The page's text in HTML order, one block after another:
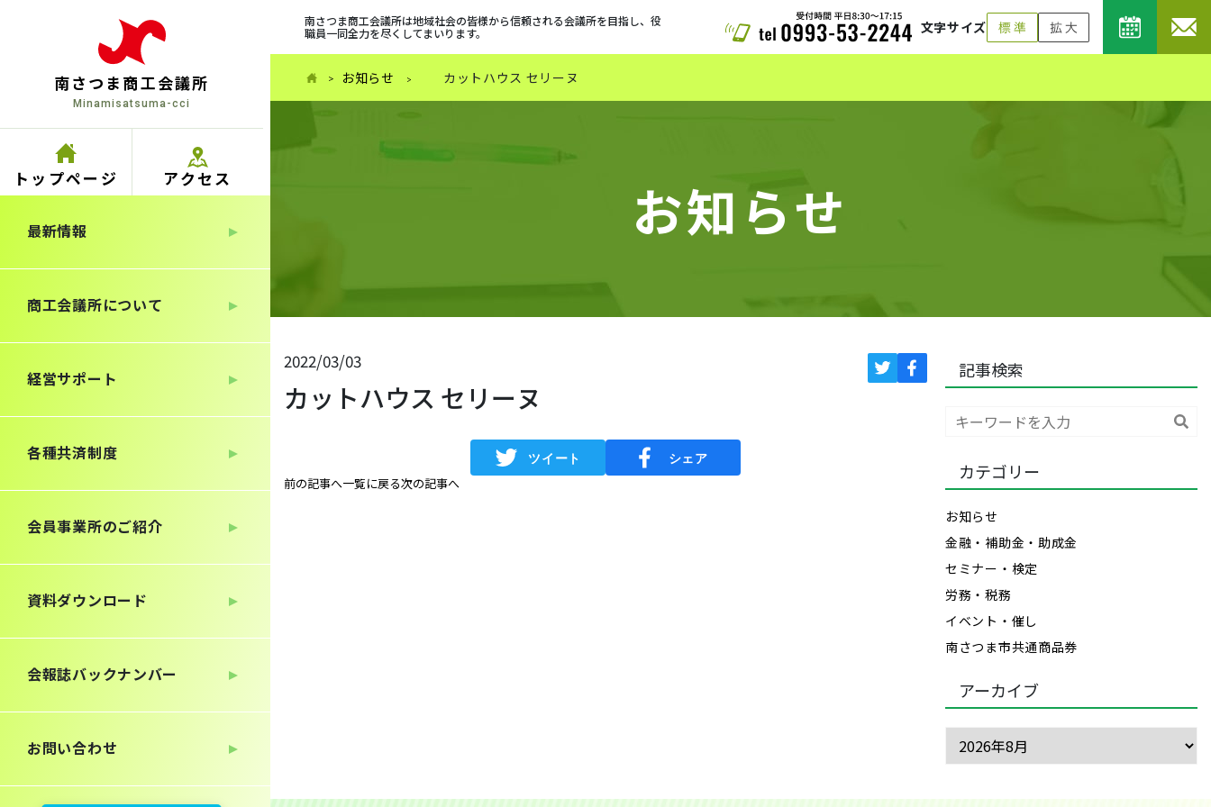
南さつま商工会議所
Minamisatsuma-cci
トップページ アクセス
最新情報
商工会議所について
経営サポート
各種共済制度
会員事業所のご紹介
資料ダウンロード
会報誌バックナンバー
お問い合わせ
南さつま商工会議所は地域社会の皆様から信頼される会議所を目指し、役
職員一同全力を尽くしてまいります。
文字サイズ
お知らせ カットハウス セリーヌ
お知らせ
2022/03/03
カットハウス セリーヌ
前の記事へ一覧に戻る次の記事へ
記事検索
カテゴリー
お知らせ
金融・補助金・助成金
セミナー・検定
労務・税務
イベント・催し
南さつま市共通商品券
アーカイブ